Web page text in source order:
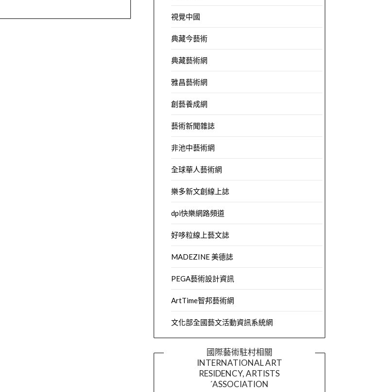
視覺中國
典藏今藝術
典藏藝術網
雅昌藝術網
創藝養成網
藝術新聞雜誌
非池中藝術網
全球華人藝術網
樂多新文創線上誌
dpi快樂網路頻道
好哆粒線上藝文誌
MADEZINE 美德誌
PEGA藝術設計資訊
ArtTime智邦藝術網
文化部全國藝文活動資訊系統網
國際藝術駐村相關
INTERNATIONAL ART
RESIDENCY, ARTISTS
´ASSOCIATION